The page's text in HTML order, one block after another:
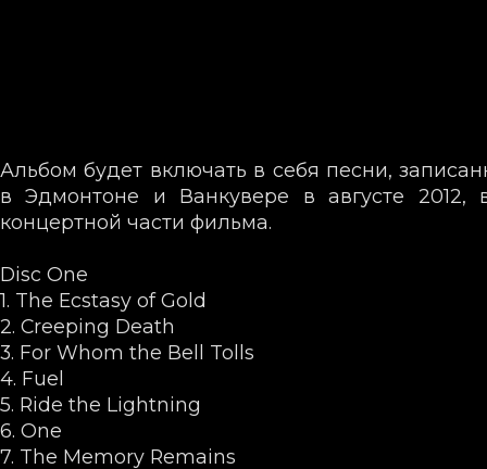
Альбом будет включать в себя песни,
в Эдмонтоне и Ванкувере в августе 2012,
концертной части фильма.
Disc One
1. The Ecstasy of Gold
2. Creeping Death
3. For Whom the Bell Tolls
4. Fuel
5. Ride the Lightning
6. One
7. The Memory Remains